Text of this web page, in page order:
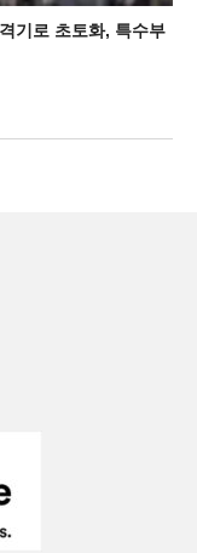
기로 초토화, 특수부